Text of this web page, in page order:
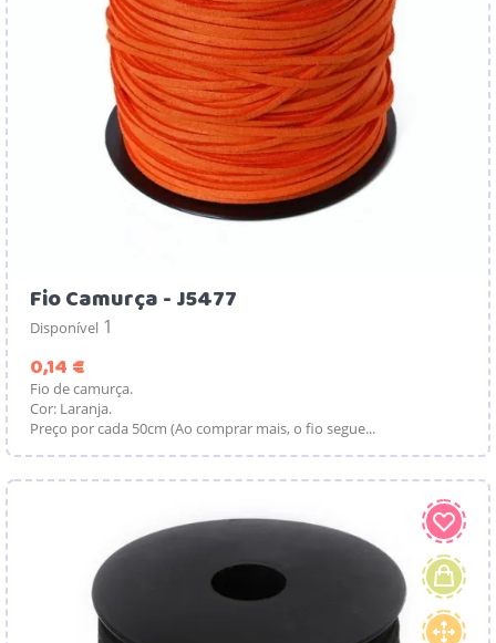
Fio Camurça - J5477
Disponível 1
0,14 €
Fio de camurça.
Cor: Laranja.
Preço por cada 50cm (Ao comprar mais, o fio segue...